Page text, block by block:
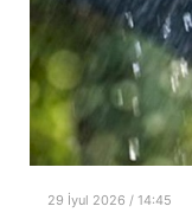
29 İyul 2026 / 14:45